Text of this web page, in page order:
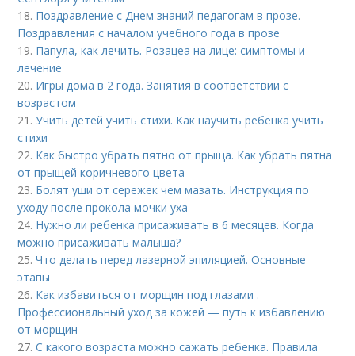
18. Поздравление с Днем знаний педагогам в прозе.
Поздравления с началом учебного года в прозе
19. Папула, как лечить. Розацеа на лице: симптомы и
лечение
20. Игры дома в 2 года. Занятия в соответствии с
возрастом
21.Учить детей учить стихи. Как научить ребёнка учить
стихи
22. Как быстро убрать пятно от прыща. Как убрать пятна
от прыщей коричневого цвета –
23. Болят уши от сережек чем мазать. Инструкция по
уходу после прокола мочки уха
24. Нужно ли ребенка присаживать в 6 месяцев. Когда
можно присаживать малыша?
25.Что делать перед лазерной эпиляцией. Основные
этапы
26. Как избавиться от морщин под глазами .
Профессиональный уход за кожей — путь к избавлению
от морщин
27.С какого возраста можно сажать ребенка. Правила